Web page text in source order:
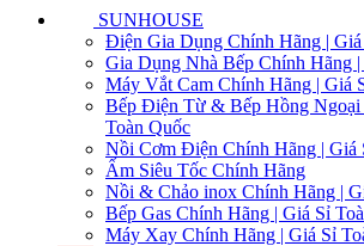
SUNHOUSE
Điện Gia Dụng Chính Hãng |
Gia Dụng Nhà Bếp Chính Hãng
Máy Vắt Cam Chính Hãng | Giá
Bếp Điện Từ & Bếp Hồng Ngoại
Toàn Quốc
Nồi Cơm Điện Chính Hãng | Giá
Ấm Siêu Tốc Chính Hãng
Nồi & Chảo inox Chính Hãng |
Bếp Gas Chính Hãng | Giá Sỉ
Máy Xay Chính Hãng | Giá Sỉ